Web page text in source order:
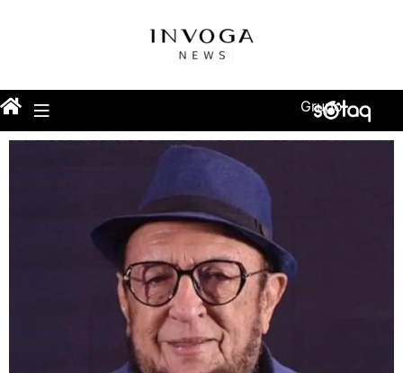
Grupo